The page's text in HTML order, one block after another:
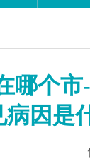
哪个
病因是